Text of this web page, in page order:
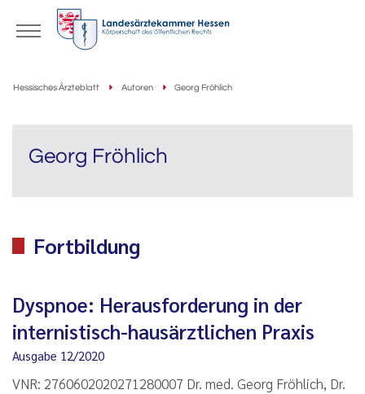
Hessisches Ärzteblatt Autoren Georg Fröhlich
Georg Fröhlich
Fortbildung
Dyspnoe: Herausforderung in der
internistisch-hausärztlichen Praxis
Ausgabe 12/2020
VNR: 2760602020271280007 Dr. med. Georg Fröhlich, Dr.